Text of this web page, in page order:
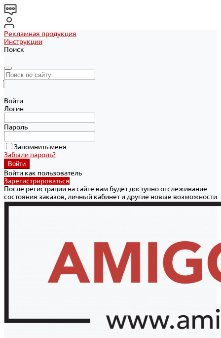
Рекламная продукция
Инструкции
Поиск
Войти
Логин
Пароль
Запомнить меня
Забыли пароль?
Войти как пользователь
Зарегистрироваться
После регистрации на сайте вам будет доступно отслеживание
состояния заказов, личный кабинет и другие новые возможности